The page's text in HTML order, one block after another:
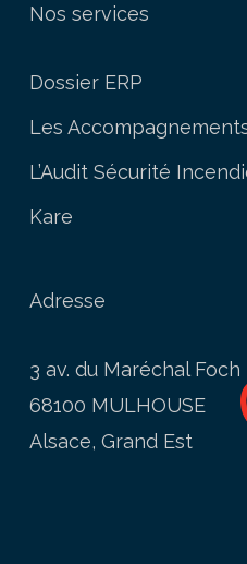
Nos services
Dossier ERP
Les
L’Audit Sécurité
Kare
Adresse
3 av. du Maréchal Foch
68100 MULHOUSE
Alsace, Grand Est